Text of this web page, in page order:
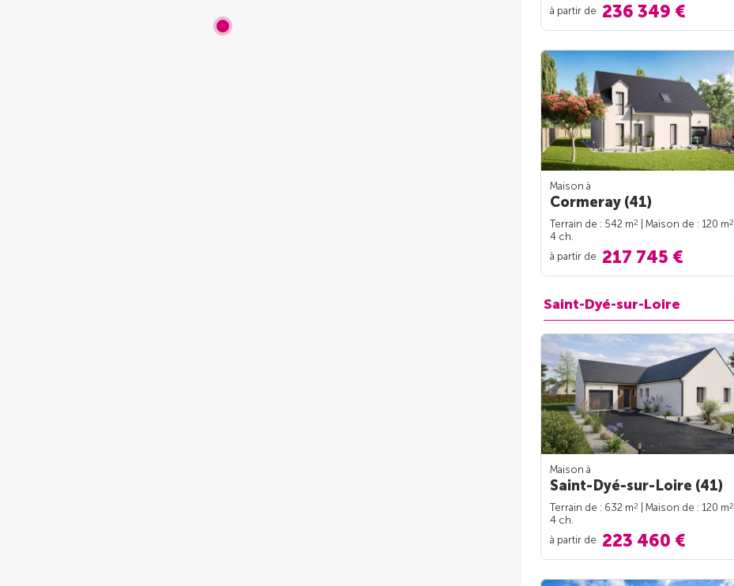
à partir de 236 349 €
Maison à
Cormeray (41)
Terrain de : 542 m2 | Maison de : 120 m2
4 ch.
à partir de 217 745 €
Saint-Dyé-sur-Loire
Maison à
Saint-Dyé-sur-Loire (41)
Terrain de : 632 m2 | Maison de : 120 m2
4 ch.
à partir de 223 460 €